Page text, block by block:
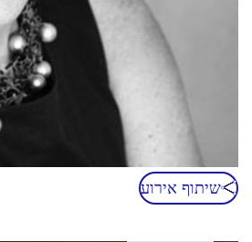
שיתוף אירוע